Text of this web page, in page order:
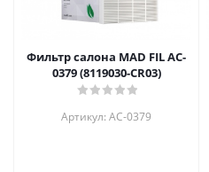
Фильтр салона MAD FIL AC-
0379 (8119030-CR03)
Артикул: AC-0379